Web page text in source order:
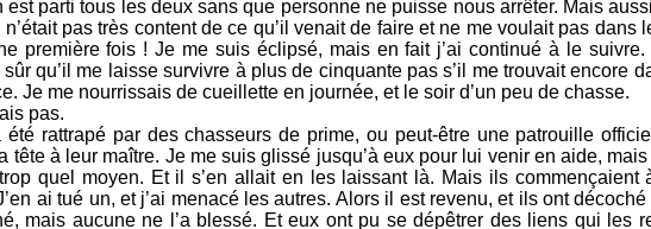
est parti tous les deux sans que personne ne puisse nous arrêter. Mais
pas très content de ce qu’il venait de faire et ne me voulait pas dans
première fois ! Je me suis éclipsé, mais en fait j’ai continué à le
sûr qu’il me laisse survivre à plus de cinquante pas s’il me trouvait encore
Je me nourrissais de cueillette en journée, et le soir d’un peu de chasse.
pas.
été rattrapé par des chasseurs de prime, ou peut-être une patrouille
tête à leur maître. Je me suis glissé jusqu’à eux pour lui venir en aide,
quel moyen. Et il s’en allait en les laissant là. Mais ils commençaient
ai tué un, et j’ai menacé les autres. Alors il est revenu, et ils ont
mais aucune ne l’a blessé. Et eux ont pu se dépêtrer des liens qui les